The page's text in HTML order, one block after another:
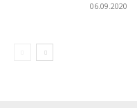
06.09.2020